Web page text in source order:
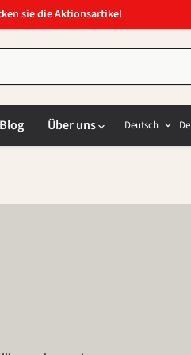
sie die Aktionsartikel
Blog Über uns Deutsch